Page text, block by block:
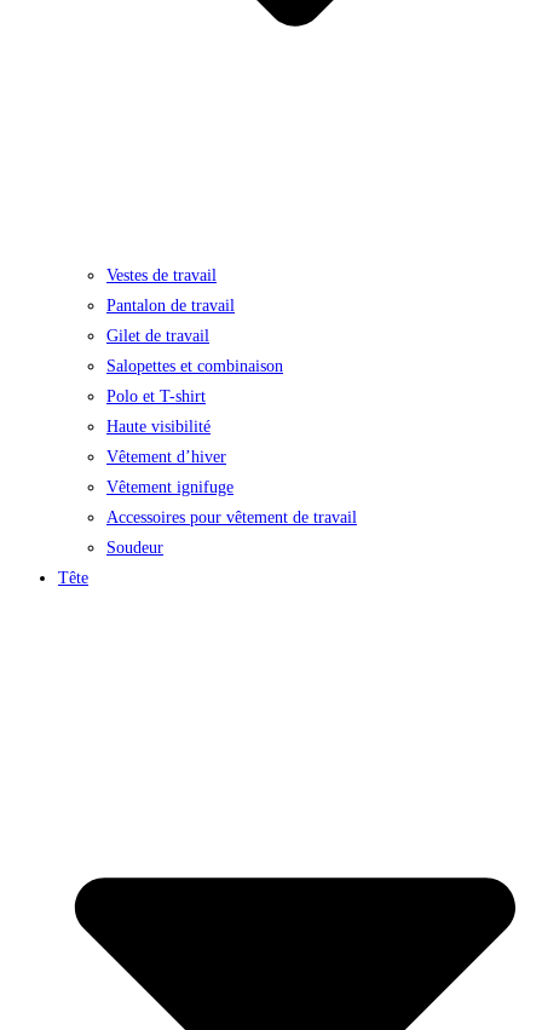
Vestes de travail
Pantalon de travail
Gilet de travail
Salopettes et combinaison
Polo et T-shirt
Haute visibilité
Vêtement d’hiver
Vêtement ignifuge
Accessoires pour vêtement de travail
Soudeur
Tête